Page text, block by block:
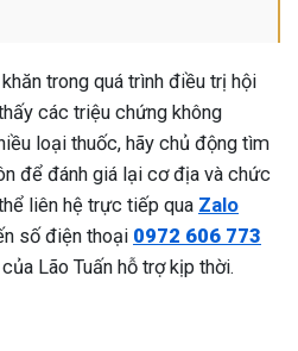
trong quá trình điều trị hội
các triệu chứng không
loại thuốc, hãy chủ động tìm
để đánh giá lại cơ địa và chức
liên hệ trực tiếp qua Zalo
số điện thoại 0972 606 773
Lão Tuấn hỗ trợ kịp thời.